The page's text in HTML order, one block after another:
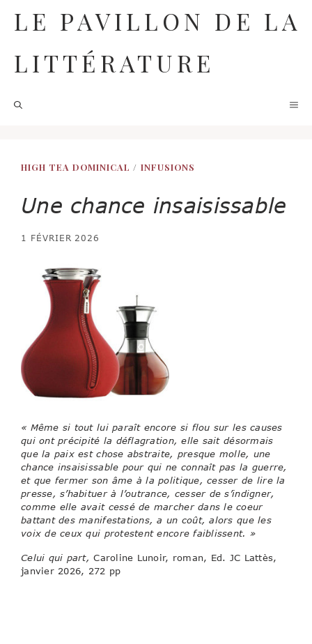
contenu
LE PAVILLON DE LA
LITTÉRATURE
HIGH TEA DOMINICAL / INFUSIONS
Une chance insaisissable
1 FÉVRIER 2026
« Même si tout lui paraît encore si flou sur les causes
qui ont précipité la déflagration, elle sait désormais
que la paix est chose abstraite, presque molle, une
chance insaisissable pour qui ne connaît pas la guerre,
et que fermer son âme à la politique, cesser de lire la
presse, s’habituer à l’outrance, cesser de s’indigner,
comme elle avait cessé de marcher dans le coeur
battant des manifestations, a un coût, alors que les
voix de ceux qui protestent encore faiblissent. »
Celui qui part, Caroline Lunoir, roman, Ed. JC Lattès,
janvier 2026, 272 pp